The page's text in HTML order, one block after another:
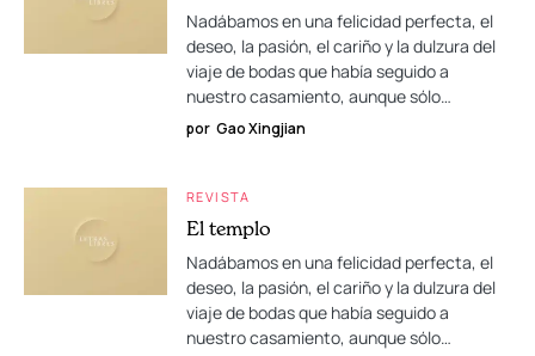
Nadábamos en una felicidad perfecta, el
deseo, la pasión, el cariño y la dulzura del
viaje de bodas que había seguido a
nuestro casamiento, aunque sólo…
por Gao Xingjian
REVISTA
El templo
Nadábamos en una felicidad perfecta, el
deseo, la pasión, el cariño y la dulzura del
viaje de bodas que había seguido a
nuestro casamiento, aunque sólo…